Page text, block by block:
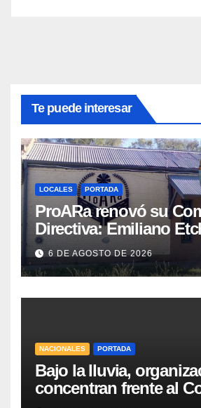
Te puede interesar
LOCALES PORTADA
ProARa renovó su
Directiva: Emiliano
el nuevo Presidente
6 DE AGOSTO DE 2026
NACIONALES PORTADA
Bajo la lluvia,
concentran frente al